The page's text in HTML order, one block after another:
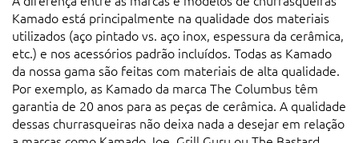
Kamado está principalmente na qualidade dos materiais
utilizados (aço pintado vs. aço inox, espessura da cerâmica,
etc.) e nos acessórios padrão incluídos. Todas as Kamado
da nossa gama são feitas com materiais de alta qualidade.
Por exemplo, as Kamado da marca The Columbus têm
garantia de 20 anos para as peças de cerâmica. A qualidade
dessas churrasqueiras não deixa nada a desejar em relação